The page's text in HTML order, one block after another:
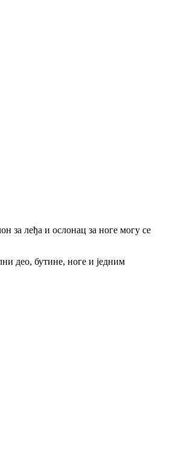
за леђа и ослонац за ноге могу се
део, бутине, ноге и једним